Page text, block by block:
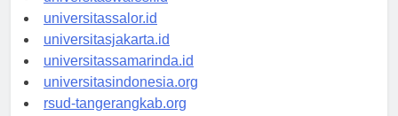
universitassalor.id
universitasjakarta.id
universitassamarinda.id
universitasindonesia.org
rsud-tangerangkab.org